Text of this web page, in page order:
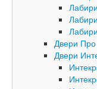
Двери Про
Двери